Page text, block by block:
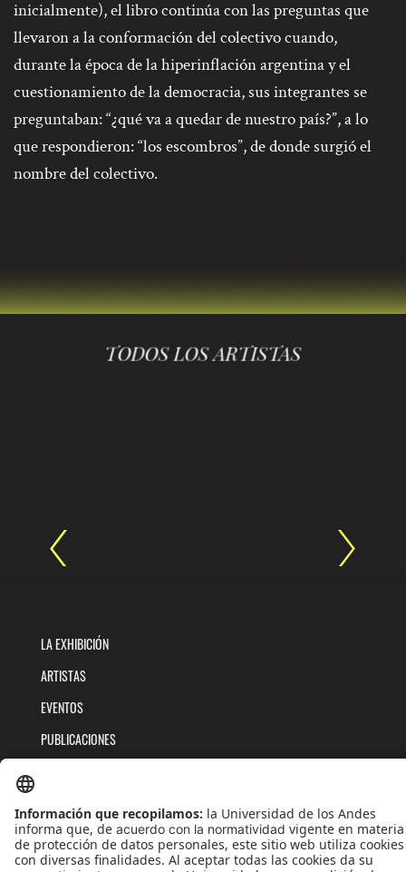
inicialmente), el libro continúa con las preguntas que
llevaron a la conformación del colectivo cuando,
durante la época de la hiperinflación argentina y el
cuestionamiento de la democracia, sus integrantes se
preguntaban: “¿qué va a quedar de nuestro país?”, a lo
que respondieron: “los escombros”, de donde surgió el
nombre del colectivo.
TODOS LOS ARTISTAS
LA EXHIBICIÓN
ARTISTAS
EVENTOS
PUBLICACIONES
TÉRMINOS Y CONDICIONES